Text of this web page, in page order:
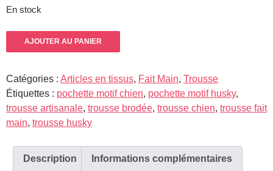
En stock
quantité
de
motif
Husky
AJOUTER AU PANIER
Catégories : Articles en tissus, Fait Main, Trousse
Étiquettes : pochette motif chien, pochette motif husky,
trousse artisanale, trousse brodée, trousse chien, trousse fait
main, trousse husky
Description Informations complémentaires